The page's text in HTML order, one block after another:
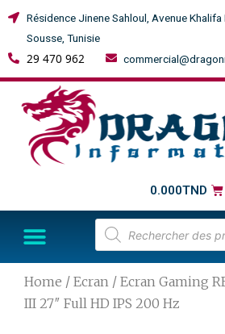
Résidence Jinene Sahloul, Avenue Khalifa
Sousse, Tunisie
29 470 962
0.000TND
Home / Ecran / Ecran Gaming
III 27″ Full HD IPS 200 Hz